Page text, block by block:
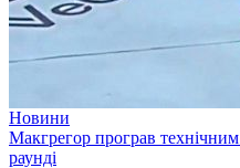
Новини
Макгрегор програв
раунді